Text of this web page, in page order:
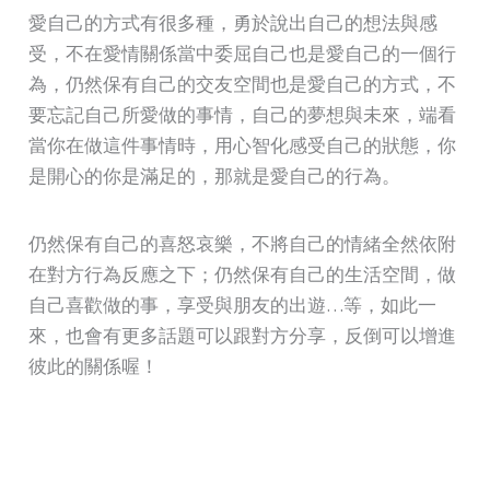
愛自己的方式有很多種，勇於說出自己的想法與感
受，不在愛情關係當中委屈自己也是愛自己的一個行
為，仍然保有自己的交友空間也是愛自己的方式，不
要忘記自己所愛做的事情，自己的夢想與未來，端看
當你在做這件事情時，用心智化感受自己的狀態，你
是開心的你是滿足的，那就是愛自己的行為。
仍然保有自己的喜怒哀樂，不將自己的情緒全然依附
在對方行為反應之下；仍然保有自己的生活空間，做
自己喜歡做的事，享受與朋友的出遊…等，如此一
來，也會有更多話題可以跟對方分享，反倒可以增進
彼此的關係喔！